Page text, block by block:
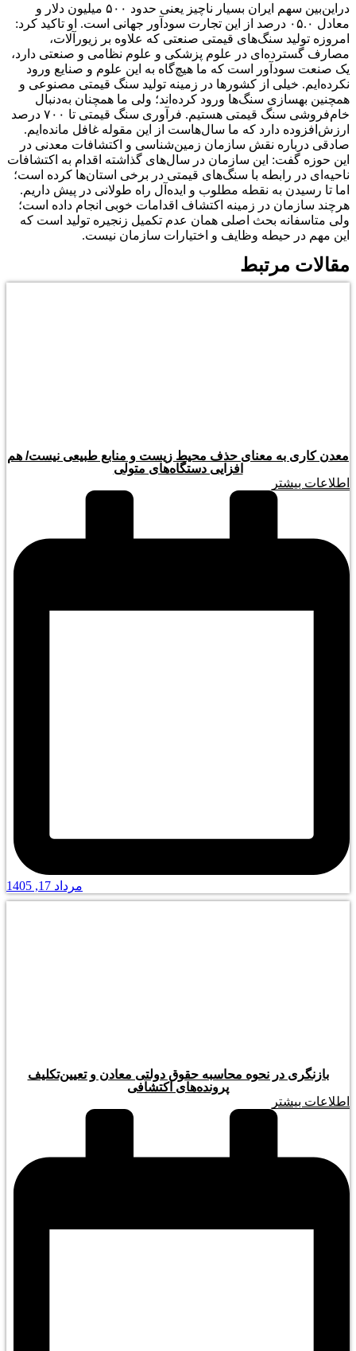
دراین‌بین سهم ایران بسیار ناچیز یعنی حدود ۵۰۰ میلیون دلار و
معادل ۰۵‌.‌۰ درصد از این تجارت سودآور جهانی است. او تاکید کرد:
امروزه تولید سنگ‌های قیمتی صنعتی که علاوه بر زیورآلات،
مصارف گسترده‌ای در علوم پزشکی و علوم نظامی و صنعتی دارد،
یک صنعت سودآور است که ما هیچ‌گاه به این علوم و صنایع ورود
نکرده‌ایم. خیلی از کشورها در زمینه تولید سنگ قیمتی مصنوعی و
همچنین بهسازی سنگ‌ها ورود کرده‌اند؛ ولی ما همچنان به‌دنبال
خام‌فروشی سنگ قیمتی هستیم. فرآوری سنگ قیمتی تا ۷۰۰ درصد
ارزش‌افزوده دارد که ما سال‌هاست از این مقوله غافل مانده‌ایم.
صادقی درباره نقش سازمان زمین‌شناسی و اکتشافات معدنی در
این حوزه گفت: این سازمان در سال‌های گذاشته اقدام به اکتشافات
ناحیه‌ای در رابطه با سنگ‌های قیمتی در برخی استان‌ها کرده است؛
اما تا رسیدن به نقطه مطلوب و ایده‌آل راه طولانی در پیش داریم.
هرچند سازمان در زمینه اکتشاف اقدامات خوبی انجام داده است؛
ولی متاسفانه بحث اصلی همان عدم تکمیل زنجیره تولید است که
این مهم در حیطه وظایف و اختیارات سازمان نیست.
مقالات مرتبط
معدن کاری به معنای حذف محیط زیست و منابع طبیعی نیست/ هم
افزایی دستگاه‌های متولی
اطلاعات بیشتر
مرداد 17, 1405
بازنگری در نحوه محاسبه حقوق دولتی معادن و تعیین‌تکلیف
پرونده‌های اکتشافی
اطلاعات بیشتر